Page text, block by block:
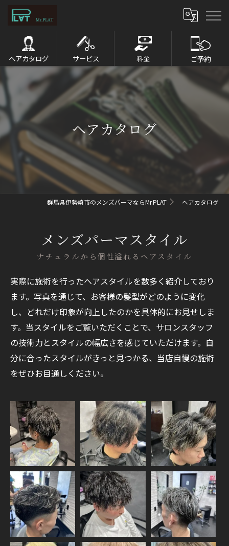
ヘアカタログ サービス 料金 ご予約
ヘアカタログ
群馬県伊勢崎市のメンズパーマならMr.PLAT ヘアカタログ
メンズパーマスタイル
ナチュラルから個性溢れるヘアスタイル
実際に施術を行ったヘアスタイルを数多く紹介しており
ます。写真を通じて、お客様の髪型がどのように変化
し、どれだけ印象が向上したのかを具体的にお見せしま
す。当スタイルをご覧いただくことで、サロンスタッフ
の技術力とスタイルの幅広さを感じていただけます。自
分に合ったスタイルがきっと見つかる、当店自慢の施術
をぜひお目通しください。